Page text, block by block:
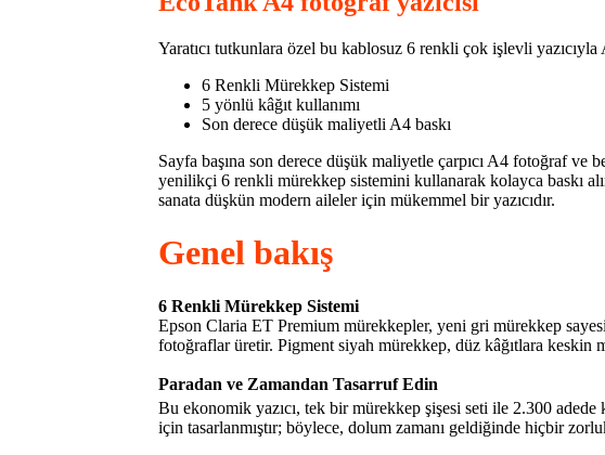
Yaratıcı tutkunlara özel bu kablosuz 6 renkli çok işlevli
6 Renkli Mürekkep Sistemi
5 yönlü kâğıt kullanımı
Son derece düşük maliyetli A4 baskı
Sayfa başına son derece düşük maliyetle çarpıcı A4 fotoğraf ve
yenilikçi 6 renkli mürekkep sistemini kullanarak kolayca baskı
sanata düşkün modern aileler için mükemmel bir yazıcıdır.
Genel bakış
6 Renkli Mürekkep Sistemi
Epson Claria ET Premium mürekkepler, yeni gri mürekkep
fotoğraflar üretir. Pigment siyah mürekkep, düz kâğıtlara keskin
Paradan ve Zamandan Tasarruf Edin
Bu ekonomik yazıcı, tek bir mürekkep şişesi seti ile 2.300 adede
için tasarlanmıştır; böylece, dolum zamanı geldiğinde hiçbir